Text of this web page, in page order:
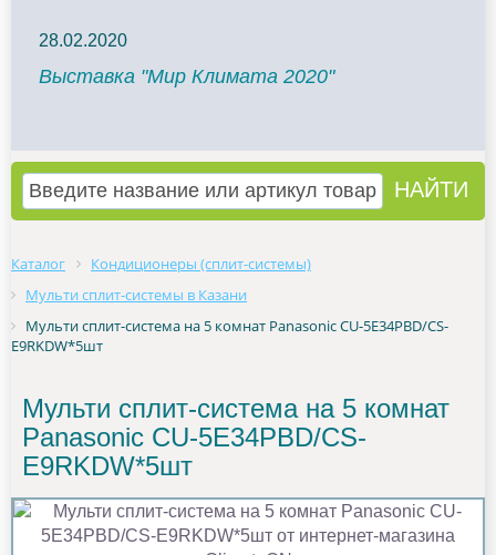
28.02.2020
Выставка "Мир Климата 2020"
Каталог
Кондиционеры (сплит-системы)
Мульти сплит-системы в Казани
Мульти сплит-система на 5 комнат Panasonic CU-5E34PBD/CS-
E9RKDW*5шт
Мульти сплит-система на 5 комнат
Panasonic CU-5E34PBD/CS-
E9RKDW*5шт